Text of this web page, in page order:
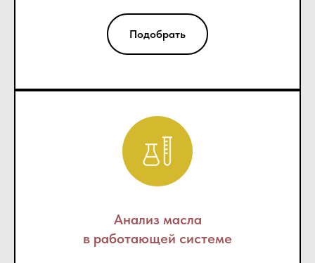
Подобрать
Анализ масла
в работающей системе